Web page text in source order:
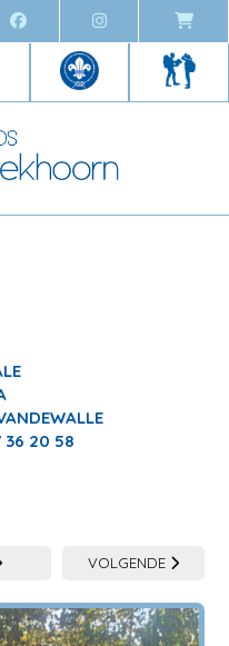
36 20 58
VOLGENDE